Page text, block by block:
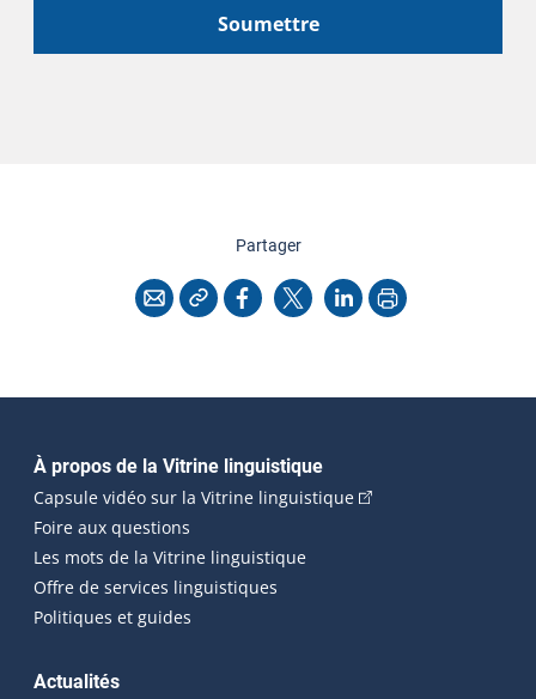
Soumettre
Partagercette page
CourrielCopier l'adresse
Facebook
X LinkedInImprimer
Navigation principale
À propos de la Vitrine linguistique
Capsule vidéo sur la Vitrine linguistique(Cet hyperlien
Foire aux questions
Les mots de la Vitrine linguistique
Offre de services linguistiques
Politiques et guides
Actualités